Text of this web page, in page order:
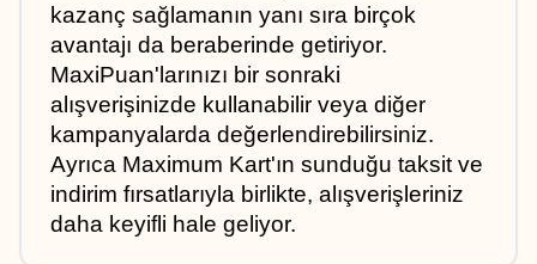
kazanç sağlamanın yanı sıra birçok
avantajı da beraberinde getiriyor.
MaxiPuan'larınızı bir sonraki
alışverişinizde kullanabilir veya diğer
kampanyalarda değerlendirebilirsiniz.
Ayrıca Maximum Kart'ın sunduğu taksit ve
indirim fırsatlarıyla birlikte, alışverişleriniz
daha keyifli hale geliyor.